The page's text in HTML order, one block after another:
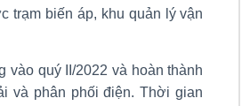
trạm biến áp, khu quản lý vận
quý II/2022 và hoàn thành
và phân phối điện. Thời gian